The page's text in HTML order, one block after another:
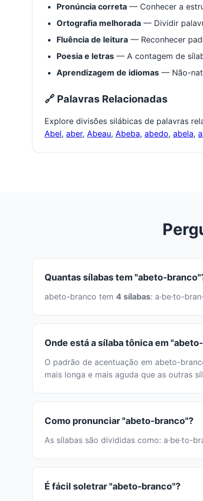
Pronúncia correta — Conhecer a
Ortografia melhorada — Dividir
Fluência de leitura — Reconhecer
Poesia e letras — A contagem de
Aprendizagem de idiomas — Não-
🔗 Palavras Relacionadas
Explore divisões silábicas de palavras
Abel, aber, Abeau, Abeba, abedo, abela,
Quantas sílabas tem "abeto-
abeto-branco tem 4 sílabas: a·be·to-
Onde está a sílaba tônica em
O padrão de acentuação em abeto-
mais longa e mais aguda que as outras
Como pronunciar "abeto-branco"?
As sílabas são divididas como: a·be·to-
É fácil soletrar "abeto-branco"?